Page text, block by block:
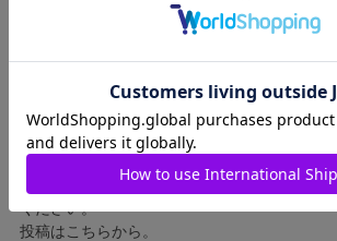
●「短波長波」（宝塚に関する質問を募集して
投稿には、住所・氏名（必要な場合は、ペン
てください。
（「組レポ。」は、質問したい生徒名、組名
い。）
件名に、「高声低声」「短波長波」「組レポ
ください。
投稿はこちらから。